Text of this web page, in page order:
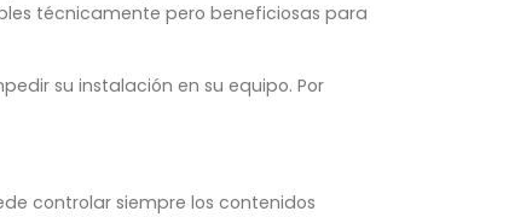
técnicamente pero beneficiosas para
su instalación en su equipo. Por
controlar siempre los contenidos